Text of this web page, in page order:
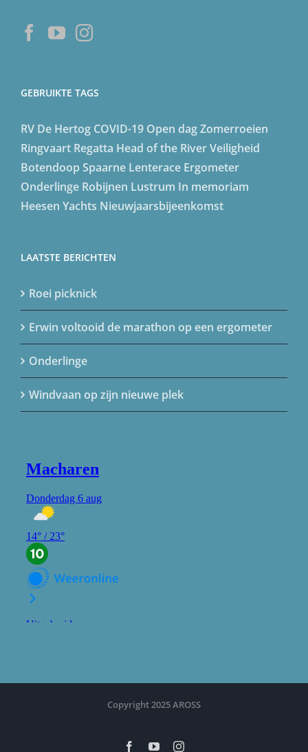
GEBRUIKTE TAGS
RV De Hertog COVID-19 Open dagZomerroeien
Ringvaart Regatta Head of the RiverVeiligheid
Botendoop Spaarne Lenterace Ergometer
Onderlinge Robijnen Lustrum In memoriam
Heesen Yachts Nieuwjaarsbijeenkomst
LAATSTE BERICHTEN
Roei picknick
Erwin voltooid de marathon op een ergometer
Onderlinge
Windvaan op zijn nieuwe plek
Copyright 2025 AROSS
FacebookYouTubeInstagram